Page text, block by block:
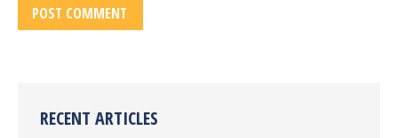
POST COMMENT
RECENT ARTICLES